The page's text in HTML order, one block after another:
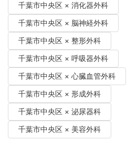
千葉市中央区 × 消化器外科
千葉市中央区 × 脳神経外科
千葉市中央区 × 整形外科
千葉市中央区 × 呼吸器外科
千葉市中央区 × 心臓血管外科
千葉市中央区 × 形成外科
千葉市中央区 × 泌尿器科
千葉市中央区 × 美容外科